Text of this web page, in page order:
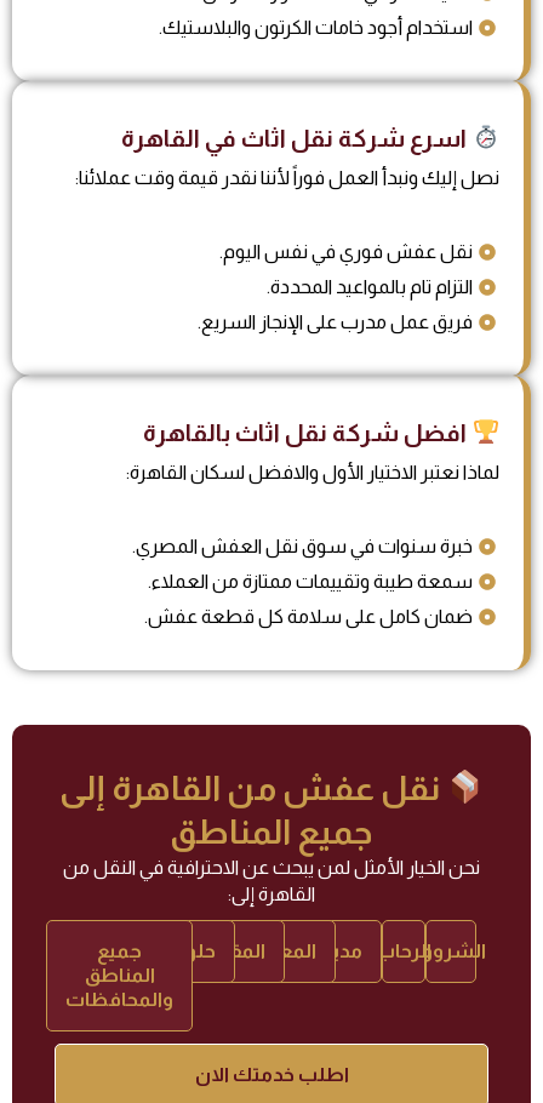
استخدام أجود خامات الكرتون والبلاستيك.
اسرع شركة نقل اثاث في القاهرة
نصل إليك ونبدأ العمل فوراً لأننا نقدر قيمة وقت عملائنا:
نقل عفش فوري في نفس اليوم.
التزام تام بالمواعيد المحددة.
فريق عمل مدرب على الإنجاز السريع.
افضل شركة نقل اثاث بالقاهرة
لماذا نعتبر الاختيار الأول والافضل لسكان القاهرة:
خبرة سنوات في سوق نقل العفش المصري.
سمعة طيبة وتقييمات ممتازة من العملاء.
ضمان كامل على سلامة كل قطعة عفش.
نقل عفش من القاهرة إلى
جميع المناطق
نحن الخيار الأمثل لمن يبحث عن الاحترافية في النقل من
القاهرة إلى:
الشروقالرحاب مدينتيالمعاديالمقطمحلوان
جميع
المناطق
والمحافظات
اطلب خدمتك الان